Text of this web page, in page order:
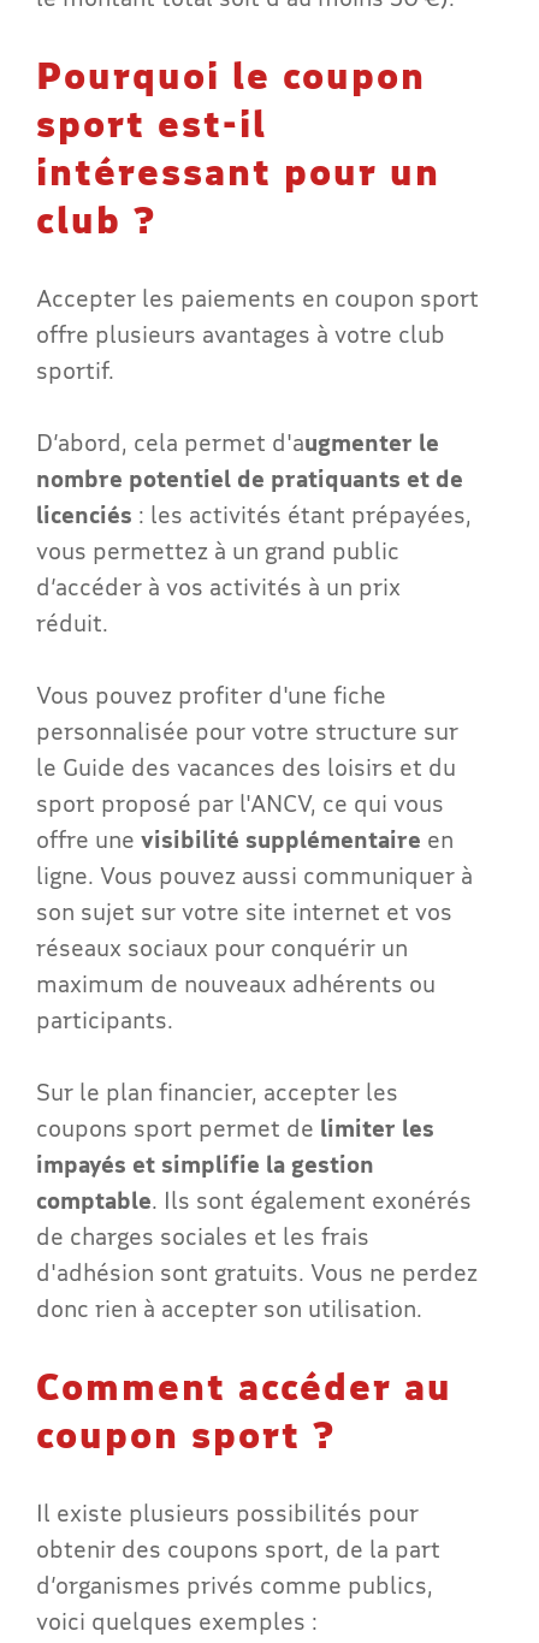
Pourquoi le coupon
sport est-il
intéressant pour un
club ?
Accepter les paiements en coupon sport
offre plusieurs avantages à votre club
sportif.
D’abord, cela permet d'augmenter le
nombre potentiel de pratiquants et de
licenciés : les activités étant prépayées,
vous permettez à un grand public
d’accéder à vos activités à un prix
réduit.
Vous pouvez profiter d'une fiche
personnalisée pour votre structure sur
le Guide des vacances des loisirs et du
sport proposé par l'ANCV, ce qui vous
offre une visibilité supplémentaire en
ligne. Vous pouvez aussi communiquer à
son sujet sur votre site internet et vos
réseaux sociaux pour conquérir un
maximum de nouveaux adhérents ou
participants.
Sur le plan financier, accepter les
coupons sport permet de limiter les
impayés et simplifie la gestion
comptable. Ils sont également exonérés
de charges sociales et les frais
d'adhésion sont gratuits. Vous ne perdez
donc rien à accepter son utilisation.
Comment accéder au
coupon sport ?
Il existe plusieurs possibilités pour
obtenir des coupons sport, de la part
d’organismes privés comme publics,
voici quelques exemples :